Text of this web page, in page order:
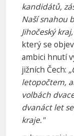
kandidátů,
Naší snahou
Jihočeský
který se
ambici hnutí
jižních Čech:
letopočtem,
volbách
dvanáct let
kraje."